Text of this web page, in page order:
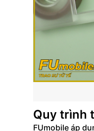
Quy trình
FUmobile áp